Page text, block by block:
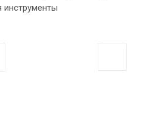
инструменты